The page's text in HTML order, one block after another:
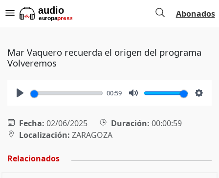
Abonados
Mar Vaquero recuerda el origen del programa
Volveremos
00:59
Fecha: 02/06/2025 Duración: 00:00:59
Localización: ZARAGOZA
Relacionados